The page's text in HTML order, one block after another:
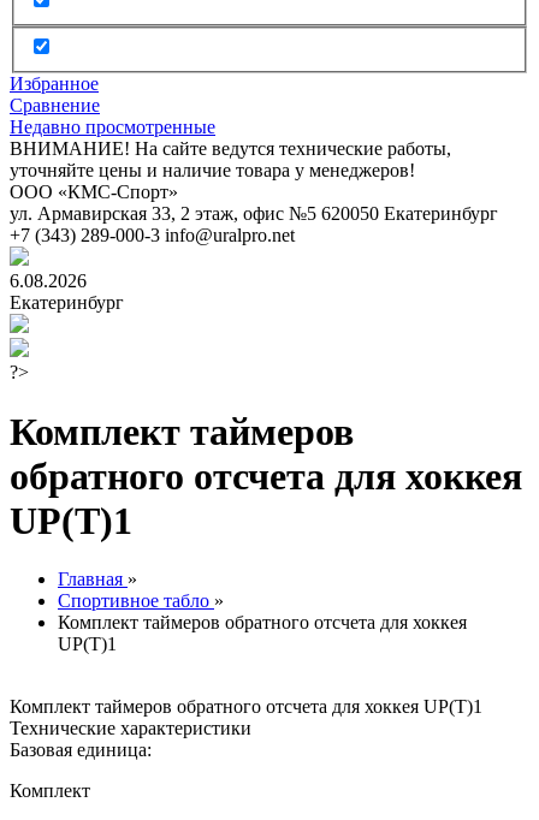
Избранное
Сравнение
Недавно просмотренные
ВНИМАНИЕ! На сайте ведутся технические работы,
уточняйте цены и наличие товара у менеджеров!
ООО «КМС-Спорт»
ул. Армавирская 33, 2 этаж, офис №5 620050 Екатеринбург
+7 (343) 289-000-3 info@uralpro.net
6.08.2026
Екатеринбург
?>
Комплект таймеров
обратного отсчета для хоккея
UP(T)1
Главная »
Спортивное табло »
Комплект таймеров обратного отсчета для хоккея
UP(T)1
Комплект таймеров обратного отсчета для хоккея UP(T)1
Технические характеристики
Базовая единица:
Комплект